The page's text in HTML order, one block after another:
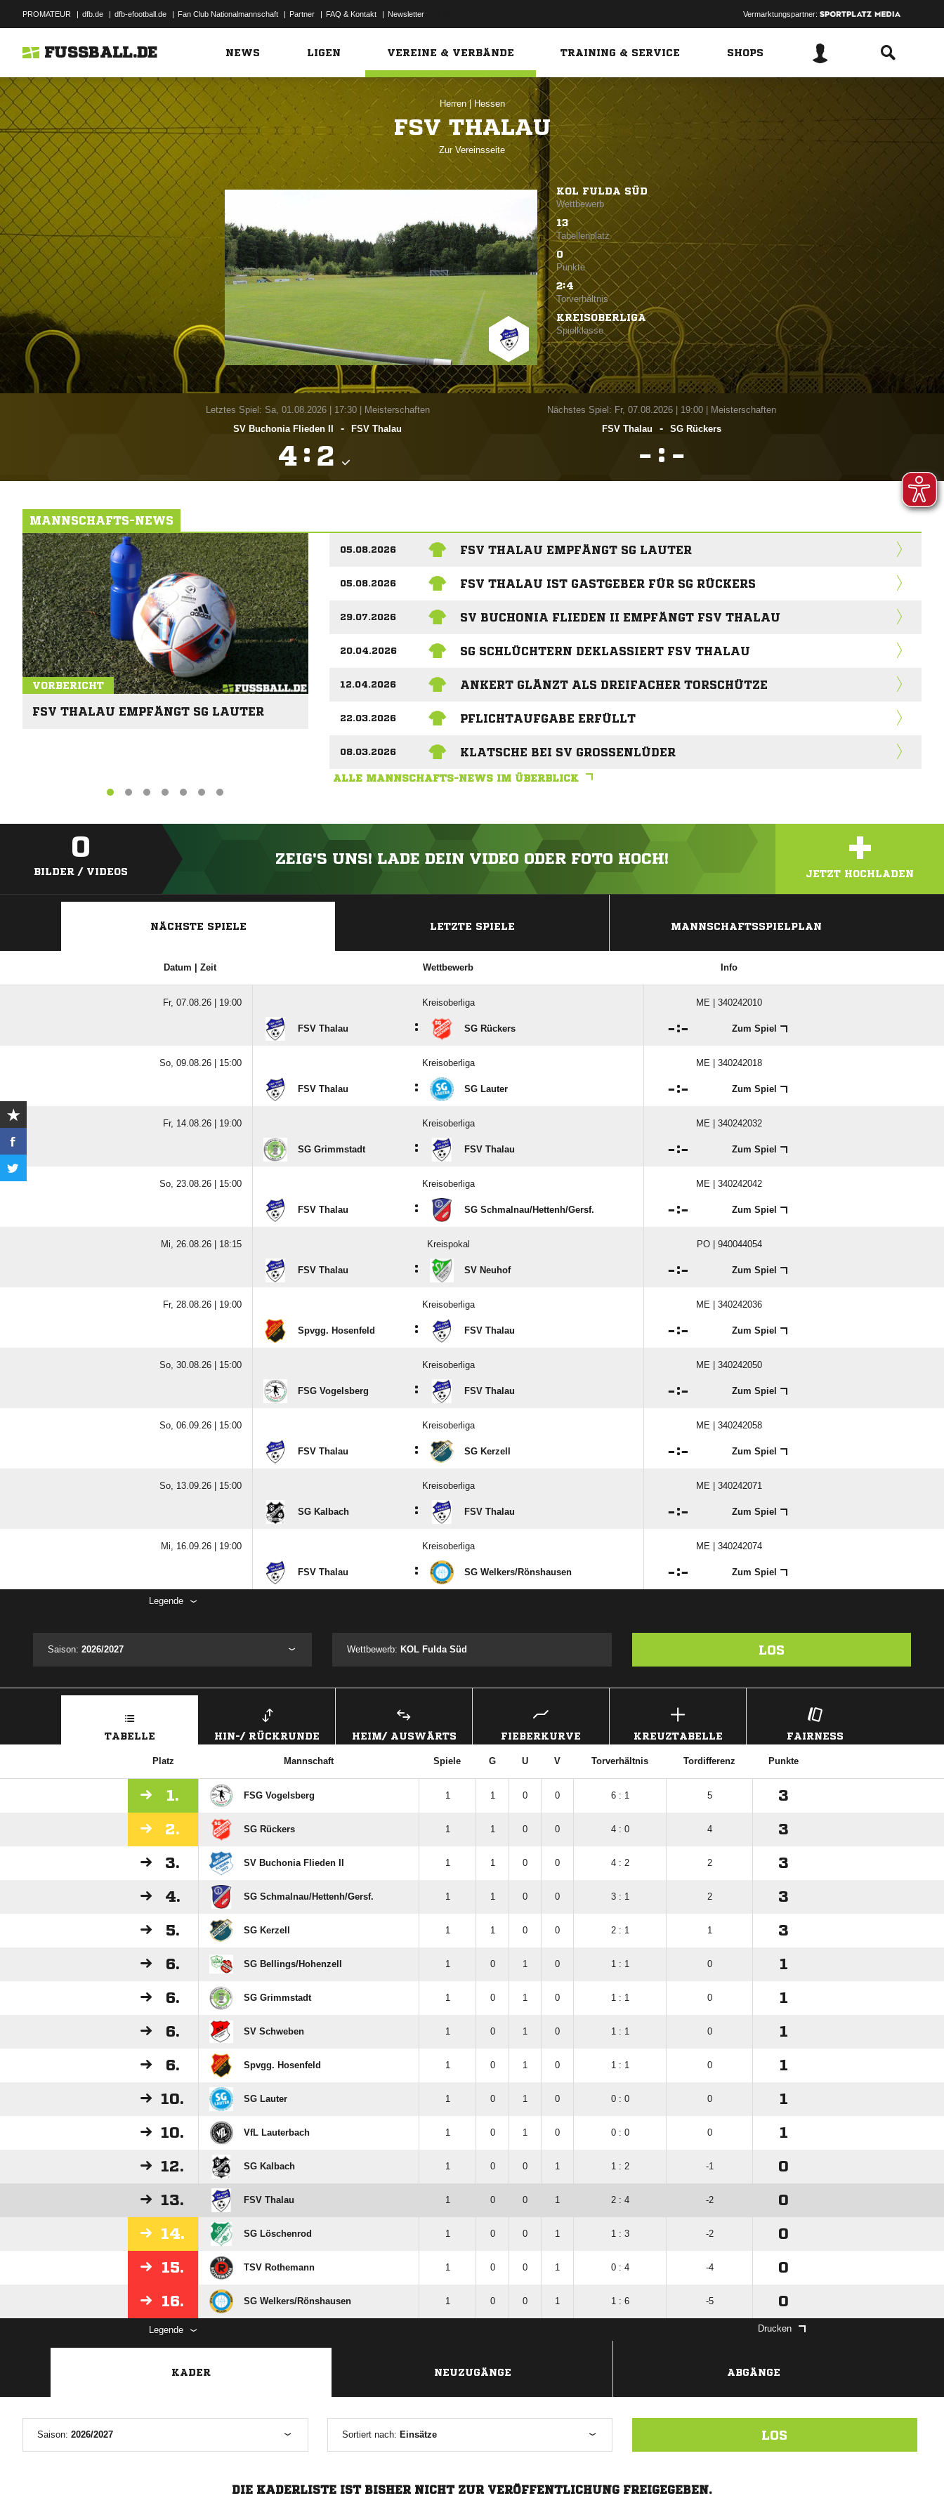
PROMATEUR | dfb.de | dfb-efootball.de | Fan Club Nationalmannschaft | Partner | FAQ & Kontakt | Newsletter Vermarktungspartner:
FUSSBALL.DE NEWS LIGEN VEREINE & VERBÄNDE TRAINING & SERVICE SHOPS
Herren| Hessen
FSV THALAU
Zur Vereinsseite
KOL FULDA SÜD
Wettbewerb
13
Tabellenplatz
0
Punkte
2:4
Torverhältnis
KREISOBERLIGA
Spielklasse
Letztes Spiel: Sa, 01.08.2026| 17:30 | Meisterschaften
SV Buchonia Flieden II
- FSV Thalau
 : 
Nächstes Spiel: Fr, 07.08.2026
19:00 | Meisterschaften
FSV Thalau
- SG Rückers
 : 
MANNSCHAFTS-NEWS
VORBERICHT
FSV THALAU EMPFÄNGT SG LAUTER
05.08.2026 FSV THALAU EMPFÄNGT SG LAUTER
05.08.2026 FSV THALAU IST GASTGEBER FÜR SG RÜCKERS
29.07.2026 SV BUCHONIA FLIEDEN II EMPFÄNGT FSV THALAU
20.04.2026 SG SCHLÜCHTERN DEKLASSIERT FSV THALAU
12.04.2026 ANKERT GLÄNZT ALS DREIFACHER TORSCHÜTZE
22.03.2026 PFLICHTAUFGABE ERFÜLLT
08.03.2026 KLATSCHE BEI SV GROSSENLÜDER
ALLE MANNSCHAFTS-NEWS IM ÜBERBLICK
0
BILDER / VIDEOS
ZEIG'S UNS! LADE DEIN VIDEO ODER FOTO HOCH! +
JETZT HOCHLADEN
NÄCHSTE SPIELE LETZTE SPIELE MANNSCHAFTSSPIELPLAN
Datum | Zeit Wettbewerb Info
Fr, 07.08.26 | 19:00 Kreisoberliga ME | 340242010
FSV Thalau : SG Rückers : Zum Spiel
So, 09.08.26 | 15:00 Kreisoberliga ME | 340242018
FSV Thalau : SG Lauter : Zum Spiel
Fr, 14.08.26 | 19:00 Kreisoberliga ME | 340242032
SG Grimmstadt : FSV Thalau : Zum Spiel
So, 23.08.26 | 15:00 Kreisoberliga ME | 340242042
FSV Thalau : SG Schmalnau/​Hettenh/​Gersf. : Zum Spiel
Mi, 26.08.26 | 18:15 Kreispokal PO | 940044054
FSV Thalau : SV Neuhof : Zum Spiel
Fr, 28.08.26 | 19:00 Kreisoberliga ME | 340242036
Spvgg. Hosenfeld : FSV Thalau : Zum Spiel
So, 30.08.26 | 15:00 Kreisoberliga ME | 340242050
FSG Vogelsberg : FSV Thalau : Zum Spiel
So, 06.09.26 | 15:00 Kreisoberliga ME | 340242058
FSV Thalau : SG Kerzell : Zum Spiel
So, 13.09.26 | 15:00 Kreisoberliga ME | 340242071
SG Kalbach : FSV Thalau : Zum Spiel
Mi, 16.09.26 | 19:00 Kreisoberliga ME | 340242074
FSV Thalau : SG Welkers/​Rönshausen : Zum Spiel
Legende
Saison: 2026/2027 Wettbewerb: KOL Fulda Süd LOS
TABELLE HIN-/ RÜCKRUNDE HEIM/ AUSWÄRTS FIEBERKURVE KREUZTABELLE FAIRNESS
Platz Mannschaft Spiele G U V Torverhältnis Tordifferenz Punkte
1. FSG Vogelsberg 1 1 0 0 6 : 1 5 3
2. SG Rückers 1 1 0 0 4 : 0 4 3
3. SV Buchonia Flieden II 1 1 0 0 4 : 2 2 3
4. SG Schmalnau/​Hettenh/​Gersf. 1 1 0 0 3 : 1 2 3
5. SG Kerzell 1 1 0 0 2 : 1 1 3
6. SG Bellings/​Hohenzell 1 0 1 0 1 : 1 0 1
6. SG Grimmstadt 1 0 1 0 1 : 1 0 1
6. SV Schweben 1 0 1 0 1 : 1 0 1
6. Spvgg. Hosenfeld 1 0 1 0 1 : 1 0 1
10. SG Lauter 1 0 1 0 0 : 0 0 1
10. VfL Lauterbach 1 0 1 0 0 : 0 0 1
12. SG Kalbach 1 0 0 1 1 : 2 -1 0
13. FSV Thalau 1 0 0 1 2 : 4 -2 0
14. SG Löschenrod 1 0 0 1 1 : 3 -2 0
15. TSV Rothemann 1 0 0 1 0 : 4 -4 0
16. SG Welkers/​Rönshausen 1 0 0 1 1 : 6 -5 0
Legende Drucken
KADER NEUZUGÄNGE ABGÄNGE
Saison: 2026/2027 Sortiert nach: Einsätze LOS
DIE KADERLISTE IST BISHER NICHT ZUR VERÖFFENTLICHUNG FREIGEGEBEN.